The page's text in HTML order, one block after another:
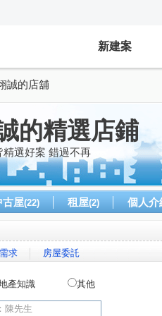
新建案
誠的店舖
的精選店鋪
精選好案 錯過不再
古屋(22) 租屋(2) 個人介
求 房屋委託
產知識 其他